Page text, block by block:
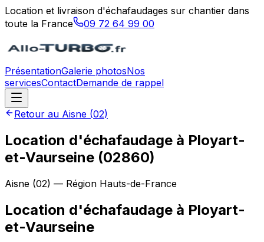
Location et livraison d'échafaudages sur chantier dans
toute la France
09 72 64 99 00
PrésentationGalerie photosNos
servicesContactDemande de rappel
Retour au Aisne (02)
Location d'échafaudage à Ployart-
et-Vaurseine (02860)
Aisne (02) — Région Hauts-de-France
Location d'échafaudage à Ployart-
et-Vaurseine